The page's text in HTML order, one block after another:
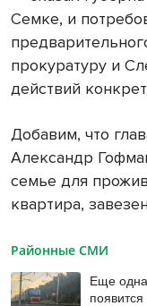
Семке, и
прокуратуру и
действий
Добавим, что
Александр
семье для
квартира,
Районные СМИ
Еще одна